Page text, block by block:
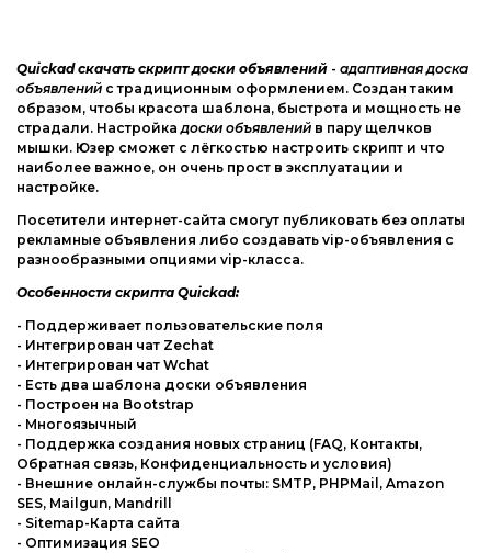
Quickad скачать скрипт доски объявлений - адаптивная доска
объявлений с традиционным оформлением. Создан таким
образом, чтобы красота шаблона, быстрота и мощность не
страдали. Настройкадоски объявлений в пару щелчков
мышки. Юзер сможет с лёгкостью настроить скрипт и что
наиболее важное, он очень прост в эксплуатации и
настройке.
Посетители интернет-сайта смогут публиковать без оплаты
рекламные объявления либо создавать vip-объявления с
разнообразными опциями vip-класса.
Особенности скрипта Quickad:
- Поддерживает пользовательские поля
- Интегрирован чат Zechat
- Интегрирован чат Wchat
- Есть два шаблона доски объявления
- Построен на Bootstrap
- Многоязычный
- Поддержка создания новых страниц (FAQ, Контакты,
Обратная связь, Конфиденциальность и условия)
- Внешние онлайн-службы почты: SMTP, PHPMail, Amazon
SES, Mailgun, Mandrill
- Sitemap-Карта сайта
- Оптимизация SEO